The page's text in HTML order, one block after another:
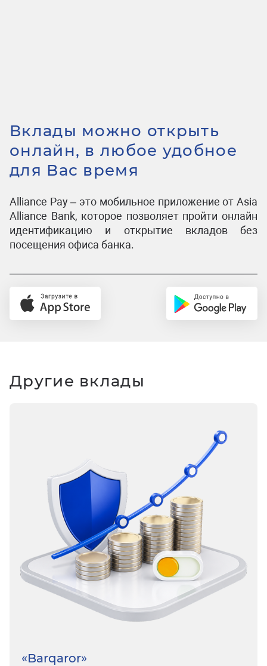
Вклады можно открыть
онлайн, в любое удобное
для Вас время
Alliance Pay – это мобильное приложение от Asia
Alliance Bank, которое позволяет пройти онлайн
идентификацию и открытие вкладов без
посещения офиса банка.
Другие вклады
«Barqaror»